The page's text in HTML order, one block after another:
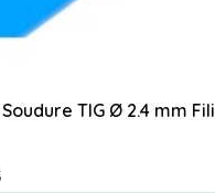
TIG Ø 2.4 mm